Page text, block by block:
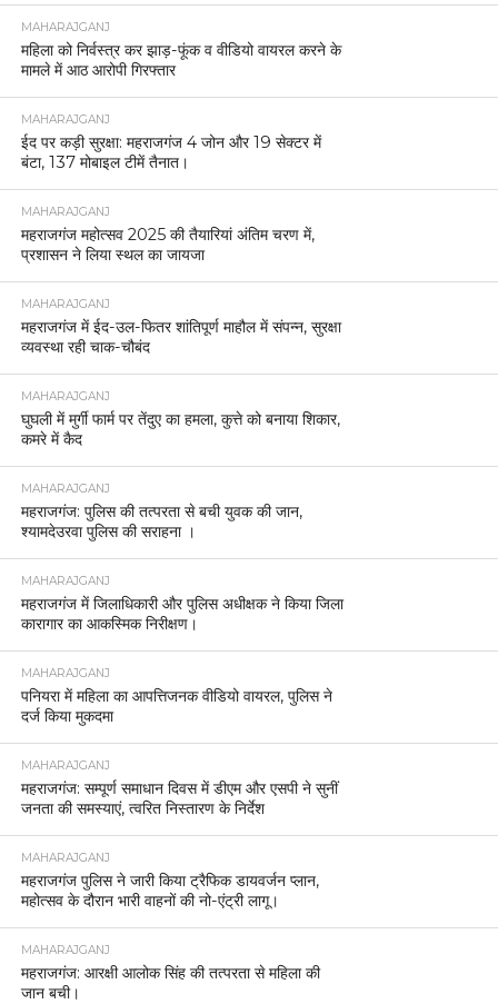
MAHARAJGANJ
महिला को निर्वस्त्र कर झाड़-फूंक व वीडियो वायरल करने के
मामले में आठ आरोपी गिरफ्तार
MAHARAJGANJ
ईद पर कड़ी सुरक्षा: महराजगंज 4 जोन और 19 सेक्टर में
बंटा, 137 मोबाइल टीमें तैनात।
MAHARAJGANJ
महराजगंज महोत्सव 2025 की तैयारियां अंतिम चरण में,
प्रशासन ने लिया स्थल का जायजा
MAHARAJGANJ
महराजगंज में ईद-उल-फितर शांतिपूर्ण माहौल में संपन्न, सुरक्षा
व्यवस्था रही चाक-चौबंद
MAHARAJGANJ
घुघली में मुर्गी फार्म पर तेंदुए का हमला, कुत्ते को बनाया शिकार,
कमरे में कैद
MAHARAJGANJ
महराजगंज: पुलिस की तत्परता से बची युवक की जान,
श्यामदेउरवा पुलिस की सराहना ।
MAHARAJGANJ
महराजगंज में जिलाधिकारी और पुलिस अधीक्षक ने किया जिला
कारागार का आकस्मिक निरीक्षण।
MAHARAJGANJ
पनियरा में महिला का आपत्तिजनक वीडियो वायरल, पुलिस ने
दर्ज किया मुकदमा
MAHARAJGANJ
महराजगंज: सम्पूर्ण समाधान दिवस में डीएम और एसपी ने सुनीं
जनता की समस्याएं, त्वरित निस्तारण के निर्देश
MAHARAJGANJ
महराजगंज पुलिस ने जारी किया ट्रैफिक डायवर्जन प्लान,
महोत्सव के दौरान भारी वाहनों की नो-एंट्री लागू।
MAHARAJGANJ
महराजगंज: आरक्षी आलोक सिंह की तत्परता से महिला की
जान बची।